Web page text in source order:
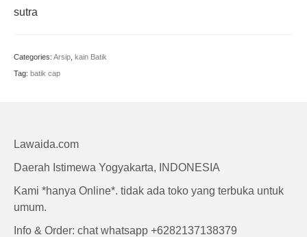
Tentang
sutra
Categories: Arsip kain Batik
Tag: batik cap
Lawaida.com
Daerah Istimewa Yogyakarta, INDONESIA
Kami *hanya Online*. tidak ada toko yang terbuka untuk
umum.
Info & Order: chat whatsapp +6282137138379